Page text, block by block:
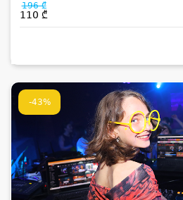
196 ₾
110 ₾
-43%